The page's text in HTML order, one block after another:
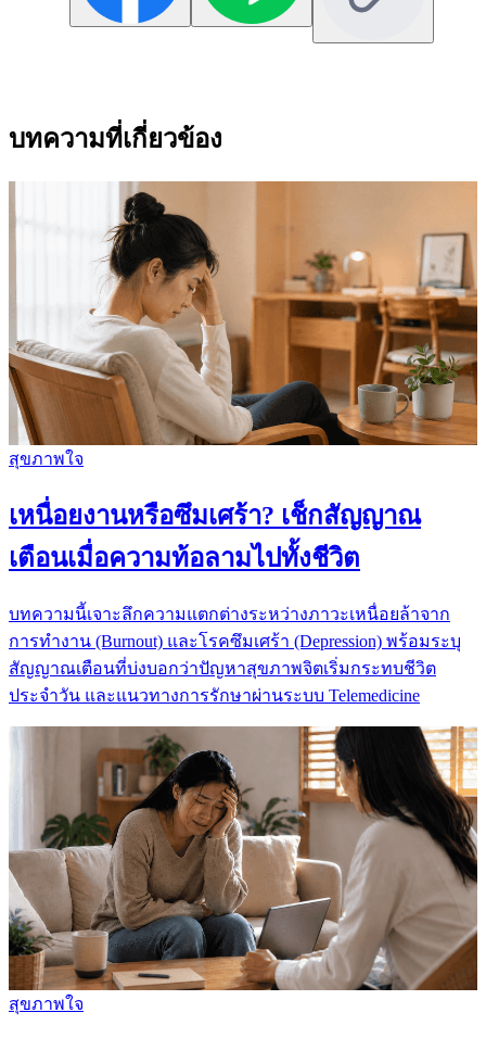
บทความที่เกี่ยวข้อง
สุขภาพใจ
เหนื่อยงานหรือซึมเศร้า? เช็กสัญญาณ
เตือนเมื่อความท้อลามไปทั้งชีวิต
บทความนี้เจาะลึกความแตกต่างระหว่างภาวะเหนื่อยล้าจาก
การทำงาน (Burnout) และโรคซึมเศร้า (Depression) พร้อมระบุ
สัญญาณเตือนที่บ่งบอกว่าปัญหาสุขภาพจิตเริ่มกระทบชีวิต
ประจำวัน และแนวทางการรักษาผ่านระบบ Telemedicine
สุขภาพใจ